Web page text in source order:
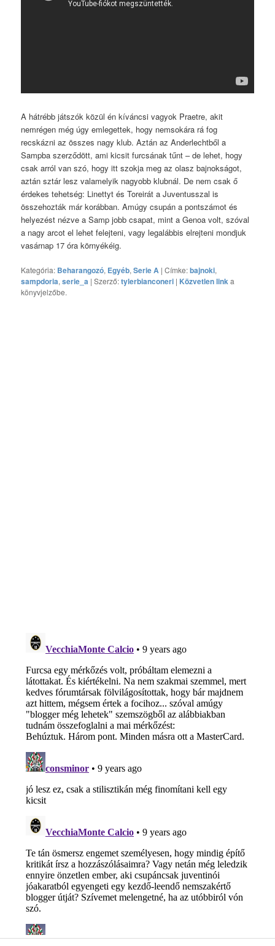
A hátrébb játszók közül én kíváncsi vagyok Praetre, akit
nemrégen még úgy emlegettek, hogy nemsokára rá fog
recskázni az összes nagy klub. Aztán az Anderlechtből a
Sampba szerződött, ami kicsit furcsának tűnt – de lehet, hogy
csak arról van szó, hogy itt szokja meg az olasz bajnokságot,
aztán sztár lesz valamelyik nagyobb klubnál. De nem csak ő
érdekes tehetség: Linettyt és Toreirát a Juventusszal is
összehozták már korábban. Amúgy csupán a pontszámot és
helyezést nézve a Samp jobb csapat, mint a Genoa volt, szóval
a nagy arcot el lehet felejteni, vagy legalábbis elrejteni mondjuk
vasárnap 17 óra környékéig.
Kategória: Beharangozó, Egyéb,Serie A | Címke:bajnoki,
sampdoria,serie_a | Szerző:tylerbianconeri | Közvetlen linka
könyvjelzőbe.